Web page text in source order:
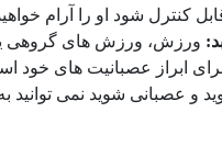
کنترل شود او را آرام
ورزش، ورزش های گروهی
ابراز عصبانیت های خود
و عصبانی شوید نمی